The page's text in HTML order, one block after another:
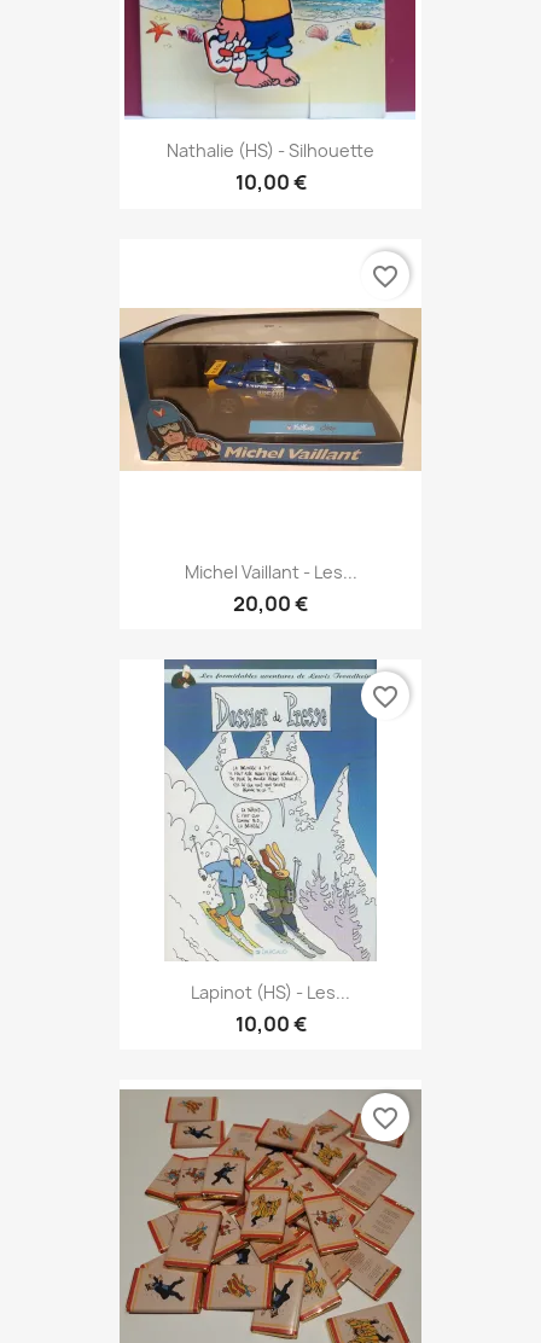
Nathalie (HS) - Silhouette
10,00 €
Michel Vaillant - Les...
20,00 €
favorite_border
Lapinot (HS) - Les...
10,00 €
favorite_border
favorite_border